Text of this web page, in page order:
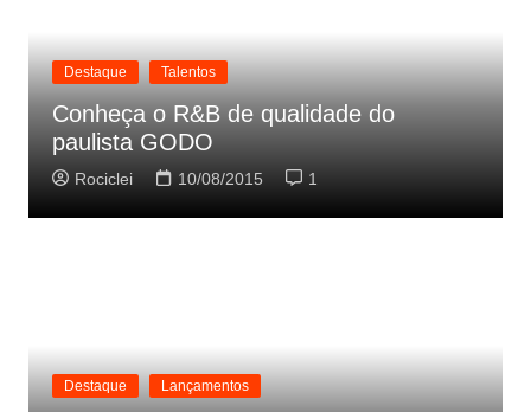
Destaque Talentos
Conheça o R&B de qualidade do
paulista GODO
Rociclei 10/08/2015 1
Destaque Lançamentos